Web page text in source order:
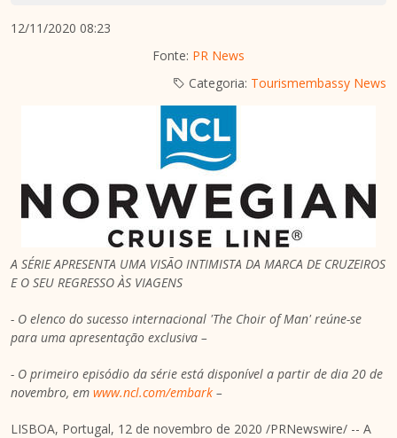
12/11/2020 08:23
Fonte: PR News
Categoria: Tourismembassy News
A SÉRIE APRESENTA UMA VISÃO INTIMISTA DA MARCA DE CRUZEIROS
E O SEU REGRESSO ÀS VIAGENS
- O elenco do sucesso internacional 'The Choir of Man' reúne-se
para uma apresentação exclusiva –
- O primeiro episódio da série está disponível a partir de dia 20 de
novembro, em www.ncl.com/embark –
LISBOA, Portugal, 12 de novembro de 2020 /PRNewswire/ -- A